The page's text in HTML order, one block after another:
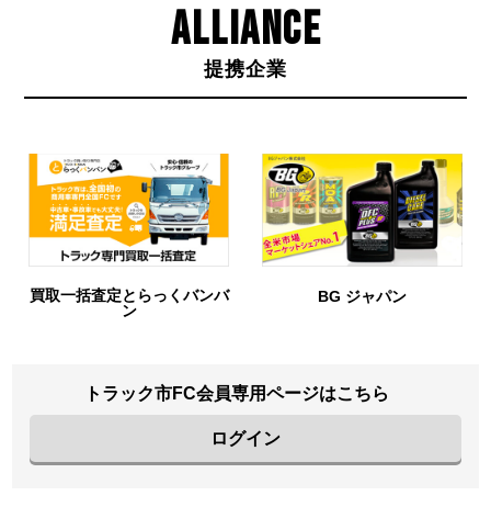
ALLIANCE
提携企業
BG ジャパン URIHO
トラック市FC会員専用ページはこちら
ログイン